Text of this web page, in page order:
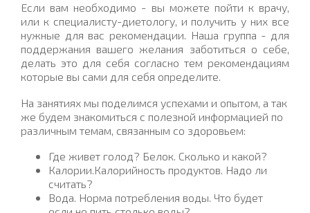
Если вам необходимо - вы можете пойти к врачу,
или к специалисту-диетологу, и получить у них все
нужные для вас рекомендации. Наша группа - для
поддержания вашего желания заботиться о себе,
делать это для себя согласно тем рекомендациям
которые вы сами для себя определите.
На занятиях мы поделимся успехами и опытом, а так
же будем знакомиться с полезной информацией по
различным темам, связанным со здоровьем:
Где живет голод? Белок. Сколько и какой?
Калории.Калорийность продуктов. Надо ли
считать?
Вода. Норма потребления воды. Что будет